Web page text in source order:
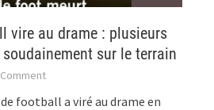
vire au drame : plusieurs
soudainement sur le terrain
Comment
football a viré au drame en